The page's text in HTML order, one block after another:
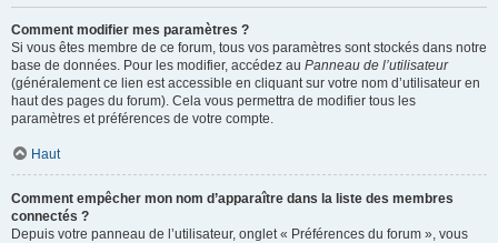
Comment modifier mes paramètres ?
Si vous êtes membre de ce forum, tous vos paramètres sont stockés dans notre
base de données. Pour les modifier, accédez au Panneau de l’utilisateur
(généralement ce lien est accessible en cliquant sur votre nom d’utilisateur en
haut des pages du forum). Cela vous permettra de modifier tous les
paramètres et préférences de votre compte.
Haut
Comment empêcher mon nom d’apparaître dans la liste des membres
connectés ?
Depuis votre panneau de l’utilisateur, onglet « Préférences du forum », vous